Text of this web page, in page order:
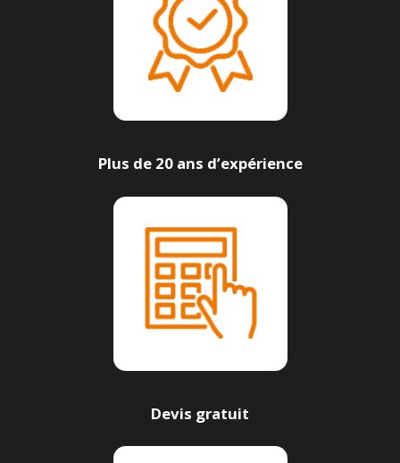
Plus de 20 ans d’expérience
Devis gratuit